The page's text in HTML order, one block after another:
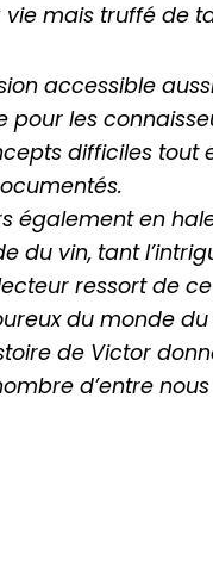
mais truffé de
accessible
les
difficiles tout
également en
du vin, tant
ressort de
du monde du
de Victor
d’entre